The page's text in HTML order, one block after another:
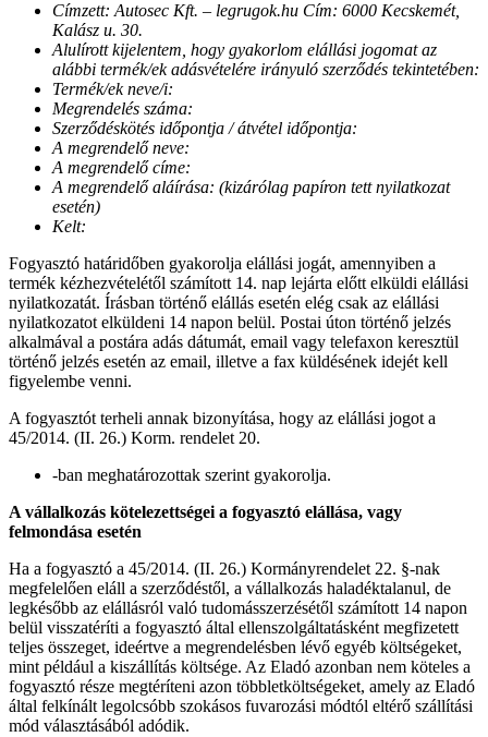
Címzett: Autosec Kft. – legrugok.hu Cím: 6000 Kecskemét,
Kalász u. 30.
Alulírott kijelentem, hogy gyakorlom elállási jogomat az
alábbi termék/ek adásvételére irányuló szerződés tekintetében:
Termék/ek neve/i:
Megrendelés száma:
Szerződéskötés időpontja / átvétel időpontja:
A megrendelő neve:
A megrendelő címe:
A megrendelő aláírása: (kizárólag papíron tett nyilatkozat
esetén)
Kelt:
Fogyasztó határidőben gyakorolja elállási jogát, amennyiben a
termék kézhezvételétől számított 14. nap lejárta előtt elküldi elállási
nyilatkozatát. Írásban történő elállás esetén elég csak az elállási
nyilatkozatot elküldeni 14 napon belül. Postai úton történő jelzés
alkalmával a postára adás dátumát, email vagy telefaxon keresztül
történő jelzés esetén az email, illetve a fax küldésének idejét kell
figyelembe venni.
A fogyasztót terheli annak bizonyítása, hogy az elállási jogot a
45/2014. (II. 26.) Korm. rendelet 20.
-ban meghatározottak szerint gyakorolja.
A vállalkozás kötelezettségei a fogyasztó elállása, vagy
felmondása esetén
Ha a fogyasztó a 45/2014. (II. 26.) Kormányrendelet 22. §-nak
megfelelően eláll a szerződéstől, a vállalkozás haladéktalanul, de
legkésőbb az elállásról való tudomásszerzésétől számított 14 napon
belül visszatéríti a fogyasztó által ellenszolgáltatásként megfizetett
teljes összeget, ideértve a megrendelésben lévő egyéb költségeket,
mint például a kiszállítás költsége. Az Eladó azonban nem köteles a
fogyasztó része megtéríteni azon többletköltségeket, amely az Eladó
által felkínált legolcsóbb szokásos fuvarozási módtól eltérő szállítási
mód választásából adódik.